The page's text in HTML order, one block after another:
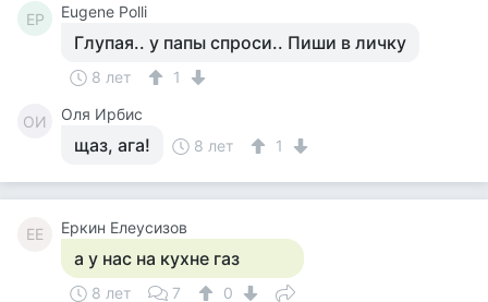
EP Eugene Polli
Глупая.. у папы спроси.. Пиши в личку
8 лет 1
ОИ Оля Ирбис
щаз, ага! 8 лет 1
ЕЕ Еркин Елеусизов
а у нас на кухне газ
8 лет 7 0